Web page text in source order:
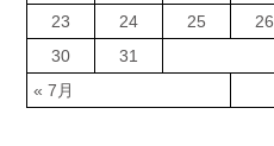
« 7月
23
24 25 26
30
31